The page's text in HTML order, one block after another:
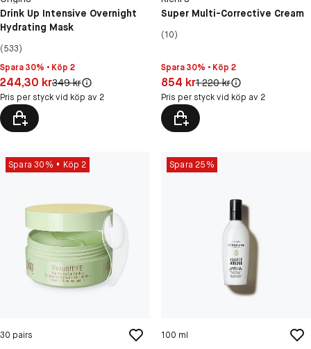
Drink Up Intensive Overnight
Hydrating Mask
(533)
Spara 30% • Köp 2
Pris: 244,30 kr
244,30 krOriginal pris:
349 kr
Pris per styck vid köp av 2
Super Multi-Corrective Cream
(10)
Spara 30% • Köp 2
Pris: 854 kr
854 krOriginal pris:
1 220 kr
Pris per styck vid köp av 2
Spara 30% Köp 2
30 pairs
Spara 25%
100 ml